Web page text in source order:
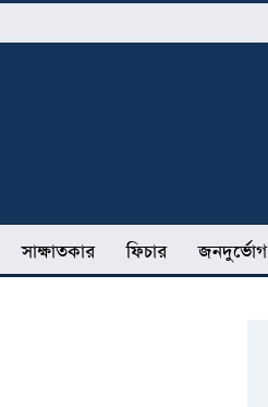
সাক্ষাতকার ফিচার জনদুর্ভোগ